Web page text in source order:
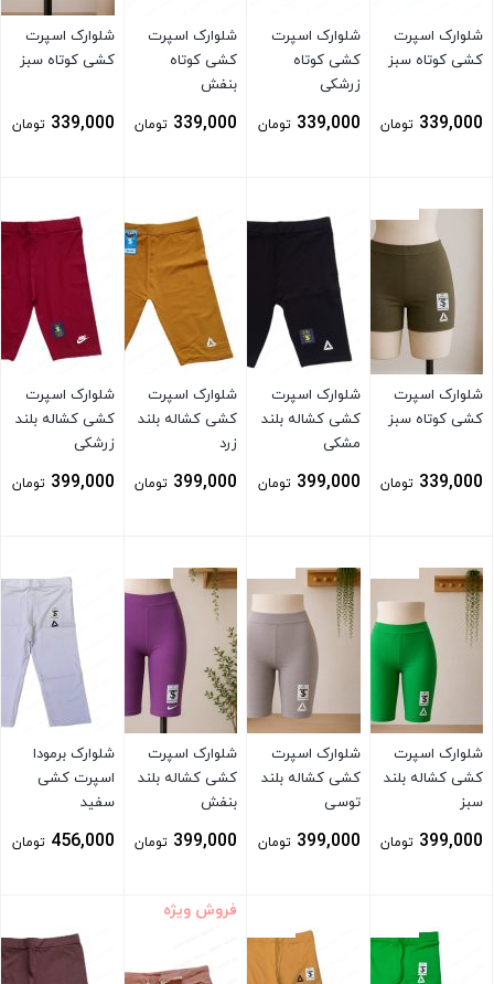
شلوارک اسپرت
کشی کوتاه سبز
339,000 تومان
شلوارک اسپرت
کشی کوتاه
زرشکی
339,000 تومان
شلوارک اسپرت
کشی کوتاه
بنفش
339,000 تومان
شلوارک اسپرت
کشی کوتاه سبز
339,000 تومان
شلوارک اسپرت
کشی کوتاه سبز
339,000 تومان
شلوارک اسپرت
کشی کشاله بلند
مشکی
399,000 تومان
شلوارک اسپرت
کشی کشاله بلند
زرد
399,000 تومان
شلوارک اسپرت
کشی کشاله بلند
زرشکی
399,000 تومان
شلوارک اسپرت
کشی کشاله بلند
سبز
399,000 تومان
شلوارک اسپرت
کشی کشاله بلند
توسی
399,000 تومان
شلوارک اسپرت
کشی کشاله بلند
بنفش
399,000 تومان
بستن
شلوارک برمودا
اسپرت کشی
سفید
456,000 تومان
فروش ویژه